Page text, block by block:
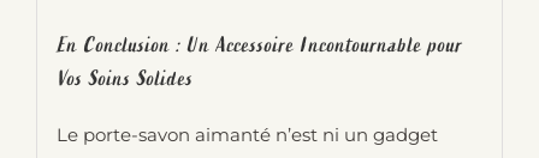
En Conclusion : Un Accessoire Incontournable pour
Vos Soins Solides
Le porte-savon aimanté n’est ni un gadget